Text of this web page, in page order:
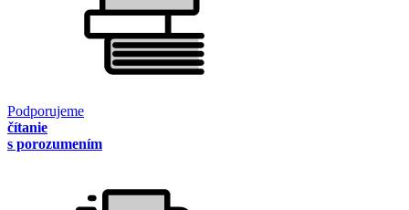
Podporujeme
čítanie
s porozumením